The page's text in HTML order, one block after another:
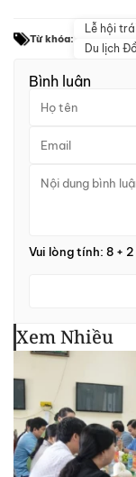
Từ khóa:
Lễ hội
Du lịch
Bình luận
Vui lòng tính: 8 +
Xem Nhiều